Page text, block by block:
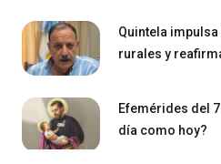
Quintela
rurales y
Efemérides del
día como hoy?